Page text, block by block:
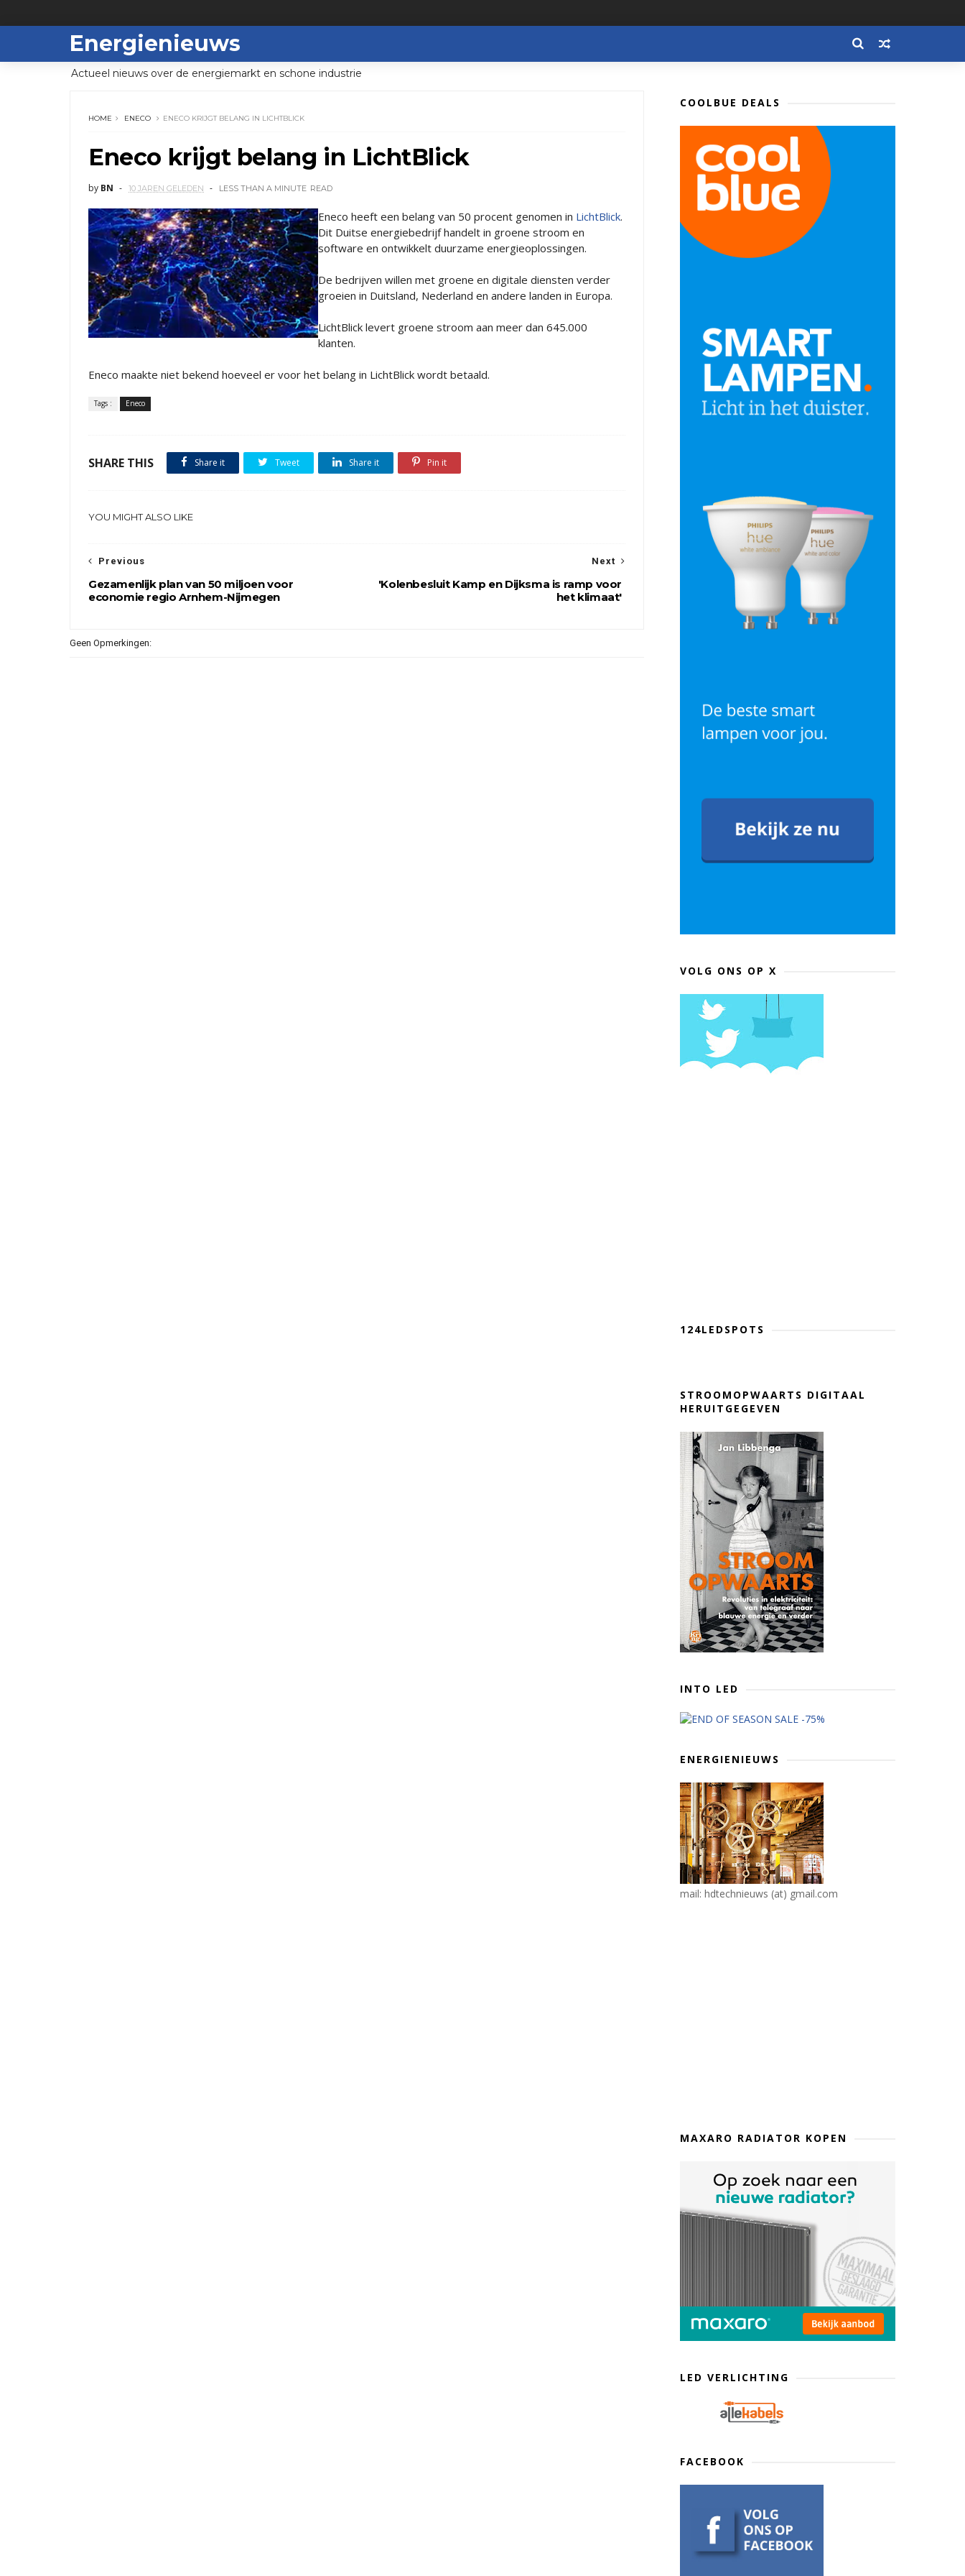
Energienieuws
Actueel nieuws over de energiemarkt en schone industrie
HOME ENECO ENECO KRIJGT BELANG IN LICHTBLICK
Eneco krijgt belang in LichtBlick
by BN 10 JAREN GELEDEN LESS THAN A MINUTE READ
Eneco heeft een belang van 50 procent genomen in LichtBlick.
Dit Duitse energiebedrijf handelt in groene stroom en
software en ontwikkelt duurzame energieoplossingen.
De bedrijven willen met groene en digitale diensten verder
groeien in Duitsland, Nederland en andere landen in Europa.
LichtBlick levert groene stroom aan meer dan 645.000
klanten.
Eneco maakte niet bekend hoeveel er voor het belang in LichtBlick wordt betaald.
Tags : Eneco
SHARE THIS Share it Tweet Share it Pin it
YOU MIGHT ALSO LIKE
Next
'Kolenbesluit Kamp en Dijksma is ramp voor
het klimaat'
Previous
Gezamenlijk plan van 50 miljoen voor
economie regio Arnhem-Nijmegen
Geen Opmerkingen:
COOLBUE DEALS
VOLG ONS OP X
124LEDSPOTS
STROOMOPWAARTS DIGITAAL
HERUITGEGEVEN
INTO LED
ENERGIENIEUWS
mail: hdtechnieuws (at) gmail.com
MAXARO RADIATOR KOPEN
LED VERLICHTING
FACEBOOK